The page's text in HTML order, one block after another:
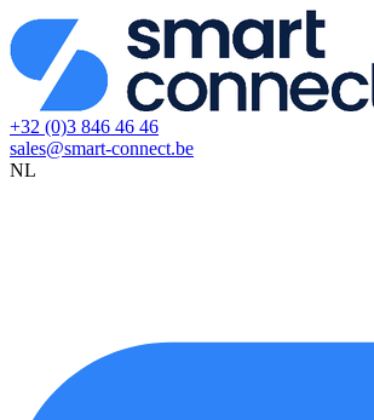
+32 (0)3 846 46 46
sales@smart-connect.be
NL